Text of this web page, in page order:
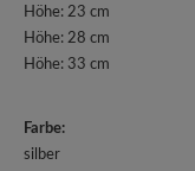
Höhe: 23 cm
Höhe: 28 cm
Höhe: 33 cm
Farbe:
silber